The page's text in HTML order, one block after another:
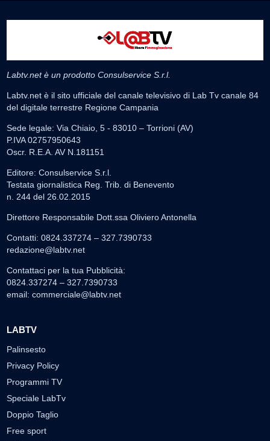
Labtv.net è un prodotto Consulservice S.r.l.
Labtv.net è il sito ufficiale del canale televisivo di Lab Tv canale 84
del digitale terrestre Regione Campania
Sede legale: Via Chiaio, 5 - 83010 – Torrioni (AV)
P.IVA 02757950643
Oscr. R.E.A. AV N.181151
Editore: Consulservice S.r.l.
Testata giornalistica Reg. Trib. di Benevento
n. 244 del 26.02.2015
Direttore Responsabile Dott.ssa Oliviero Antonella
Contatti: 0824.337274 – 327.7390733
redazione@labtv.net
Contattaci per la tua Pubblicità:
0824.337274 – 327.7390733
email: commerciale@labtv.net
LABTV
Palinsesto
Privacy Policy
Programmi TV
Speciale LabTv
Doppio Taglio
Free sport